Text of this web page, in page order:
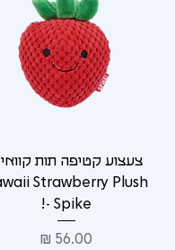
צעצוע קטיפה תות קוואי
Strawberry Plush
- Spike!
מחיר